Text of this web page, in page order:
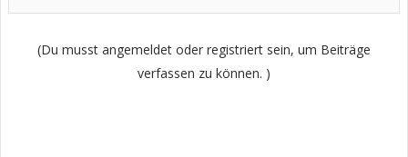
(Du musst angemeldet oder registriert sein, um Beiträge
verfassen zu können. )